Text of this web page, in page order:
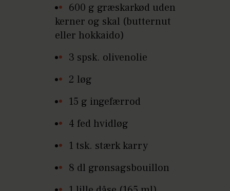
600 g græskarkød uden
kerner og skal (butternut
eller hokkaido)
3 spsk. olivenolie
2 løg
15 g ingefærrod
4 fed hvidløg
1 tsk. stærk karry
8 dl grønsagsbouillon